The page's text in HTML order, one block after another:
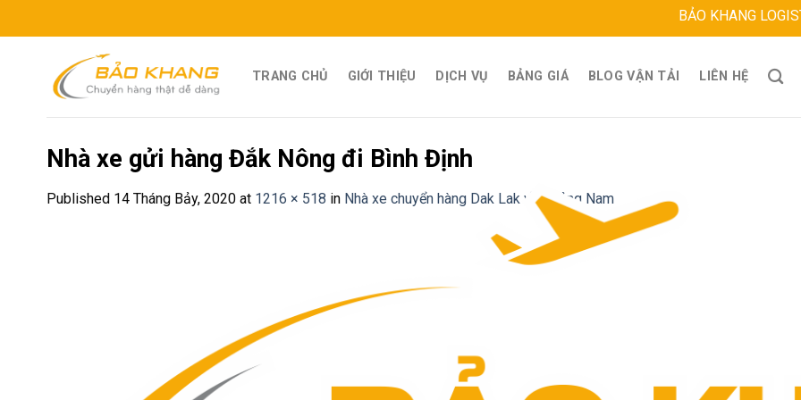
to
BẢO KHANG LOGISTICS Địa
TRANG CHỦ GIỚI THIỆU DỊCH VỤ BẢNG GIÁ BLOG VẬN TẢI LIÊN HỆ
Nhà xe gửi hàng Đắk Nông đi Bình Định
Published 14 Tháng Bảy, 2020 at 1216 × 518 in Nhà xe chuyển hàng Dak Lak về Quảng Nam